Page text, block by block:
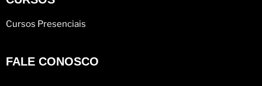
Cursos Presenciais
FALE CONOSCO